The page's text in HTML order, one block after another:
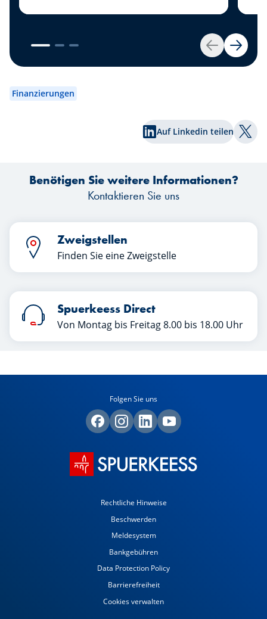
ZurückWeiter
lassen. Wir haben die Lösung für Sie:
Legen Sie Ihr Geld an. Eröffnen Sie
Finanzierungen
Auf Linkedin teilen Auf
Benötigen Sie weitere Informationen?
Kontaktieren Sie uns
Zweigstellen
Finden Sie eine Zweigstelle
Spuerkeess Direct
Von Montag bis Freitag 8.00 bis 18.00 Uhr
Folgen Sie uns
Rechtliche Hinweise
Beschwerden
Meldesystem
Bankgebühren
Data Protection Policy
Barrierefreiheit
Cookies verwalten